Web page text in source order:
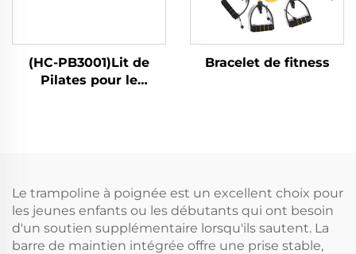
(HC-PB3001)Lit de
Pilates pour le
Bracelet de fitness
Le trampoline à poignée est un excellent choix pour
les jeunes enfants ou les débutants qui ont besoin
d'un soutien supplémentaire lorsqu'ils sautent. La
barre de maintien intégrée offre une prise stable,